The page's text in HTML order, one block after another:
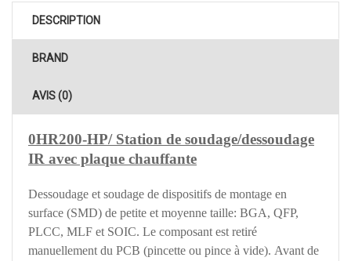
DESCRIPTION
BRAND
AVIS (0)
0HR200-HP/ Station de soudage/dessoudage
IR avec plaque chauffante
Dessoudage et soudage de dispositifs de montage en
surface (SMD) de petite et moyenne taille: BGA, QFP,
PLCC, MLF et SOIC. Le composant est retiré
manuellement du PCB (pincette ou pince à vide). Avant de